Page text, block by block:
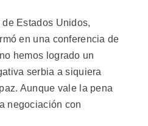
Estados Unidos,
en una conferencia de
hemos logrado un
serbia a siquiera
Aunque vale la pena
negociación con